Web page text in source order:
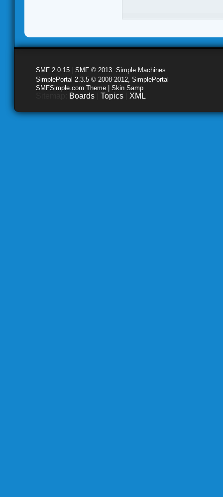
SMF 2.0.15 SMF © 2013 Simple Machines
SimplePortal 2.3.5 © 2008-2012, SimplePortal
SMFSimple.com Theme | Skin Samp
Boards Topics XML